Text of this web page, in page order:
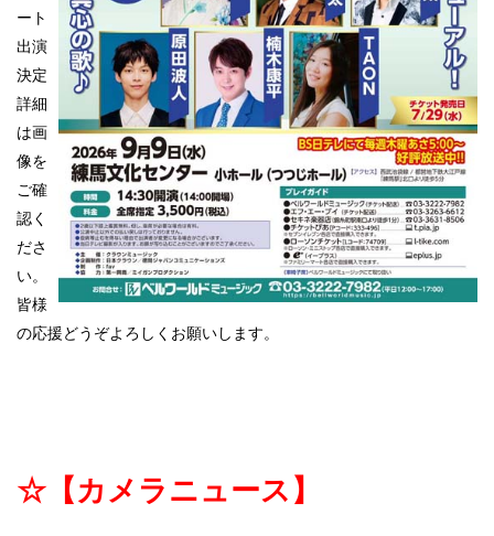
ート
出演
決定
詳細
は画
像を
ご確
認く
ださ
い。
皆様
の応援どうぞよろしくお願いします。
☆【カメラニュース】